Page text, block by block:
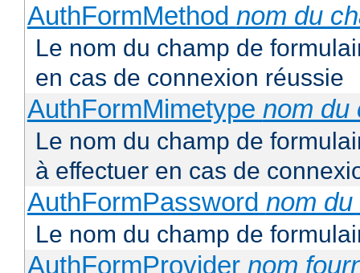
AuthFormMethod nom du
Le nom du champ de
en cas de connexion réussie
AuthFormMimetype nom du
Le nom du champ de
à effectuer en cas de
AuthFormPassword nom
Le nom du champ de
AuthFormProvider nom